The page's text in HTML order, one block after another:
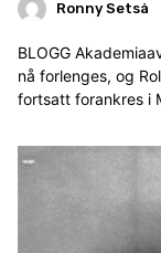
Ronny Setså
BLOGG
nå forlenges, og
fortsatt forankres i